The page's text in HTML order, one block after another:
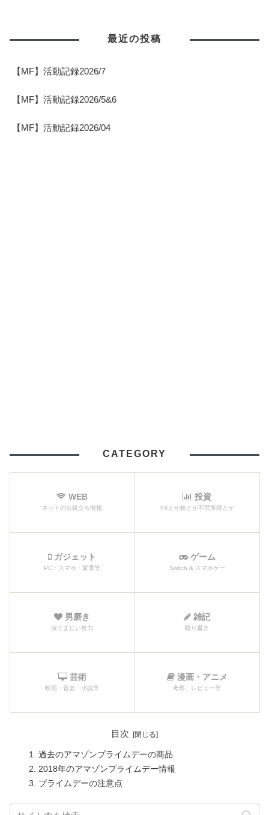
最近の投稿
【MF】活動記録2026/7
【MF】活動記録2026/5&6
【MF】活動記録2026/04
CATEGORY
WEB
ネットのお役立ち情報
投資
FXとか株とか不労所得とか
ガジェット
PC・スマホ・家電等
ゲーム
Switch & スマホゲー
男磨き
涙ぐましい努力
雑記
殴り書き
芸術
映画・音楽・小説等
漫画・アニメ
考察、レビュー等
目次
過去のアマゾンプライムデーの商品
2018年のアマゾンプライムデー情報
プライムデーの注意点